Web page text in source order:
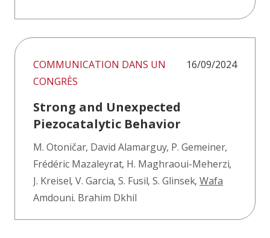
COMMUNICATION DANS UN
CONGRÈS
16/09/2024
Strong and Unexpected
Piezocatalytic Behavior
M. Otoničar, David Alamarguy, P. Gemeiner,
Frédéric Mazaleyrat, H. Maghraoui-Meherzi,
J. Kreisel, V. Garcia, S. Fusil, S. Glinsek, Wafa
Amdouni, Brahim Dkhil